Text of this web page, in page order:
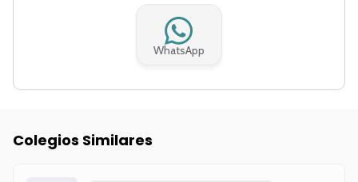
WhatsApp
Colegios Similares